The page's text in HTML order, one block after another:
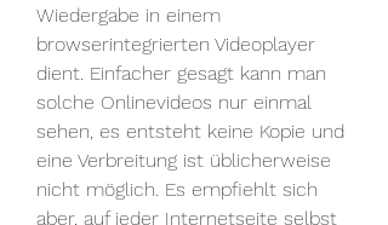
Wiedergabe in einem
browserintegrierten Videoplayer
dient. Einfacher gesagt kann man
solche Onlinevideos nur einmal
sehen, es entsteht keine Kopie und
eine Verbreitung ist üblicherweise
nicht möglich. Es empfiehlt sich
aber, auf jeder Internetseite selbst